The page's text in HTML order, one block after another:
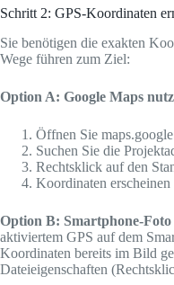
Schritt 2: GPS-Koordinaten
Sie benötigen die exakten
Wege führen zum Ziel:
Option A: Google Maps
Öffnen Sie
Suchen Sie die
Rechtsklick auf den
Koordinaten
Option B: Smartphone-Foto
aktiviertem GPS auf dem
Koordinaten bereits im Bild
Dateieigenschaften